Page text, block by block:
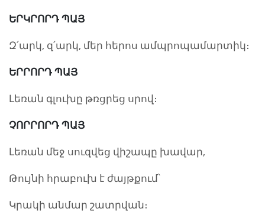
ԵՐԿՐՈՐԴ ՊԱՅ
Զ՛արկ, զ՛արկ, մեր հերոս ամպրոպամարտիկ։
ԵՐՐՈՐԴ ՊԱՅ
Լեռան գլուխը թռցրեց սրով։
ՉՈՐՐՈՐԴ ՊԱՅ
Լեռան մեջ սուզվեց վիշապը խավար,
Թույնի հրաբուխ է ժայթքում՝
Կրակի անմար շատրվան։